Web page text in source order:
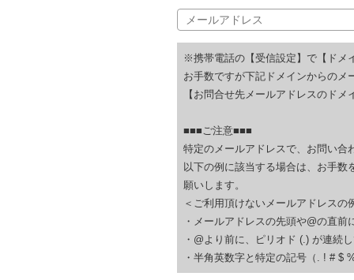
※携帯電話の【受信設定】で【ドメ
お手数ですが下記ドメインからのメ
【お問合せ先メールアドレスのドメ
■■■ご注意■■■
特定のメールアドレスで、お問い合
以下の例に該当する場合は、お手
願いします。
＜ご利用頂けないメールアドレスの
・メールアドレスの先頭や@の直
・@より前に、ピリオド (.) が連続
・半角英数字と特定の記号（. ! # $